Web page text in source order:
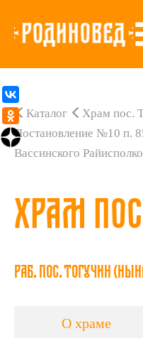
Каталог Храм пос.
Постановление №10 п.
Вассинского
Храм
Раб. пос. Тогучин
О храме